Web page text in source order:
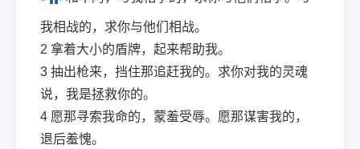
我相战的，求你与他们相战。
2 拿着大小的盾牌，起来帮助我。
3 抽出枪来，挡住那追赶我的。求你对我的灵魂
说，我是拯救你的。
4 愿那寻索我命的，蒙羞受辱。愿那谋害我的，
退后羞愧。